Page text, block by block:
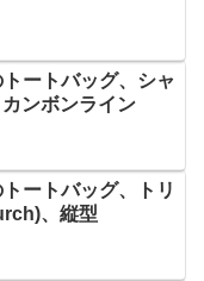
ートバッグ、シャ
ンボンライン
ートバッグ、トリ
、縦型